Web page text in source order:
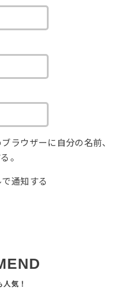
ラウザーに自分の名前、
。
通知する